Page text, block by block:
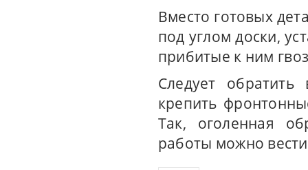
Вместо готовых
под углом доски,
прибитые к ним
Следует
крепить
Так, оголенная
работы можно вести